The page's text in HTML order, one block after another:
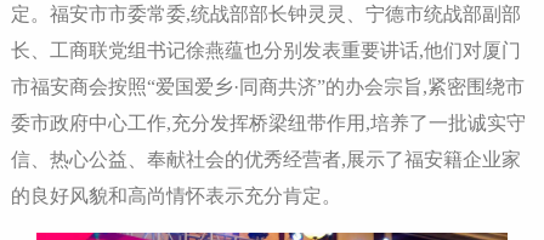
定。福安市市委常委,统战部部长钟灵灵、宁德市统战部副部
长、工商联党组书记徐燕蕴也分别发表重要讲话,他们对厦门
市福安商会按照“爱国爱乡·同商共济”的办会宗旨,紧密围绕市
委市政府中心工作,充分发挥桥梁纽带作用,培养了一批诚实守
信、热心公益、奉献社会的优秀经营者,展示了福安籍企业家
的良好风貌和高尚情怀表示充分肯定。